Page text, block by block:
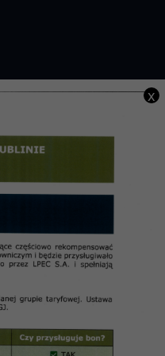
OSIEDLA x